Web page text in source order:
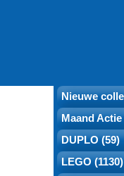
Nieuwe
Maand
DUPLO (59)
LEGO (1130)